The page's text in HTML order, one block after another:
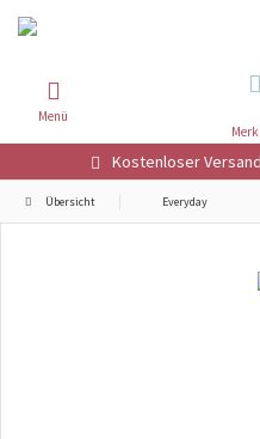
Kostenloser
Menü
Übersicht Everyday